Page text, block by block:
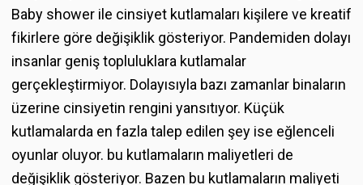
Baby shower ile cinsiyet kutlamaları kişilere ve kreatif
fikirlere göre değişiklik gösteriyor. Pandemiden dolayı
insanlar geniş topluluklara kutlamalar
gerçekleştirmiyor. Dolayısıyla bazı zamanlar binaların
üzerine cinsiyetin rengini yansıtıyor. Küçük
kutlamalarda en fazla talep edilen şey ise eğlenceli
oyunlar oluyor. bu kutlamaların maliyetleri de
değişiklik gösteriyor. Bazen bu kutlamaların maliyeti